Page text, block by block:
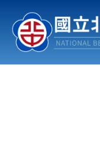
認識北中